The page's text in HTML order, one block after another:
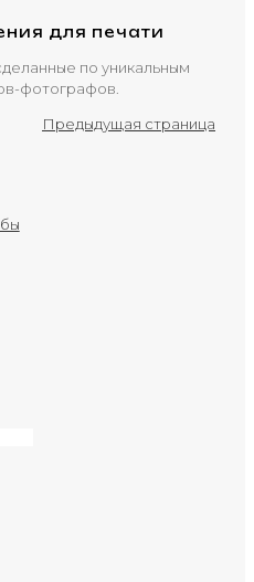
для печати
по уникальным
фотографов.
Предыдущая страница